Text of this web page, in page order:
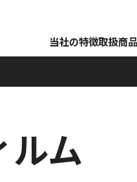
当社の特徴取扱商品
ルム